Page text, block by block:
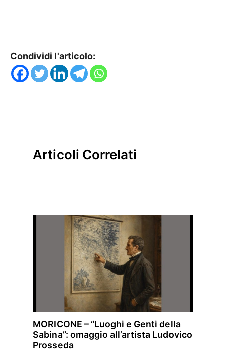
Condividi l'articolo:
Articoli Correlati
MORICONE – “Luoghi e Genti della
Sabina”: omaggio all’artista Ludovico
Prosseda